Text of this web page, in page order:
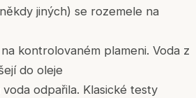
jiných) se rozemele na
kontrolovaném plameni. Voda z
do oleje
odpařila. Klasické testy